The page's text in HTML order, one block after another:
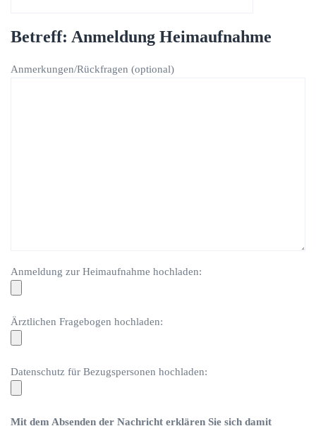
Betreff: Anmeldung Heimaufnahme
Anmerkungen/Rückfragen (optional)
Anmeldung zur Heimaufnahme hochladen:
Ärztlichen Fragebogen hochladen:
Datenschutz für Bezugspersonen hochladen:
Mit dem Absenden der Nachricht erklären Sie sich damit